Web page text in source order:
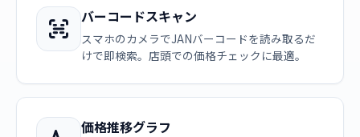
バーコードスキャン
スマホのカメラでJANバーコードを読み取るだ
けで即検索。店頭での価格チェックに最適。
価格推移グラフ